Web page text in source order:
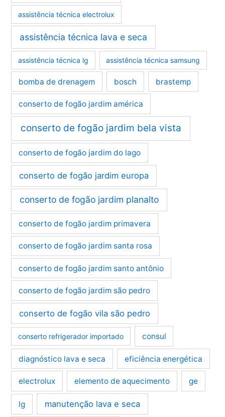
assistência técnica electrolux
assistência técnica lava e seca
assistência técnica lg assistência técnica samsung
bomba de drenagem bosch brastemp
conserto de fogão jardim américa
conserto de fogão jardim bela vista
conserto de fogão jardim do lago
conserto de fogão jardim europa
conserto de fogão jardim planalto
conserto de fogão jardim primavera
conserto de fogão jardim santa rosa
conserto de fogão jardim santo antônio
conserto de fogão jardim são pedro
conserto de fogão vila são pedro
conserto refrigerador importado consul
diagnóstico lava e seca eficiência energética
electrolux elemento de aquecimento ge
lg manutenção lava e seca